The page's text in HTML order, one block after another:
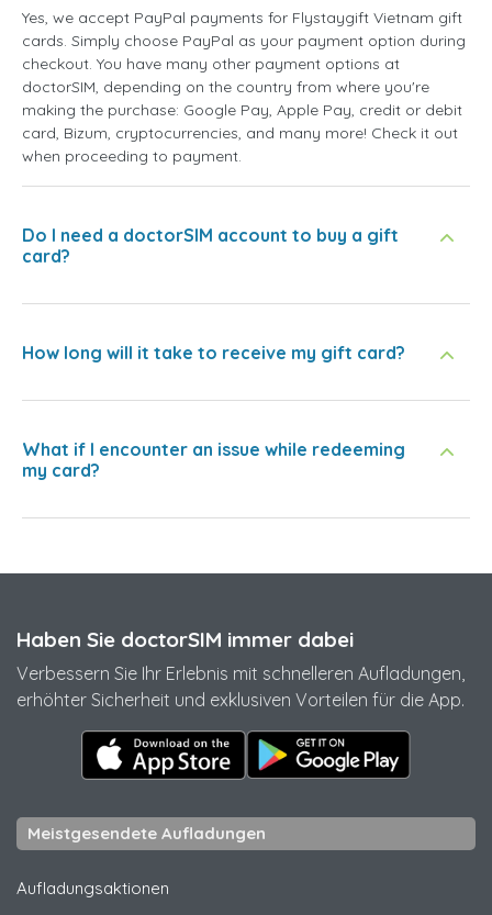
Yes, we accept PayPal payments for Flystaygift Vietnam gift
cards. Simply choose PayPal as your payment option during
checkout. You have many other payment options at
doctorSIM, depending on the country from where you're
making the purchase: Google Pay, Apple Pay, credit or debit
card, Bizum, cryptocurrencies, and many more! Check it out
when proceeding to payment.
Do I need a doctorSIM account to buy a gift
card?
How long will it take to receive my gift card?
What if I encounter an issue while redeeming
my card?
Haben Sie doctorSIM immer dabei
Verbessern Sie Ihr Erlebnis mit schnelleren Aufladungen,
erhöhter Sicherheit und exklusiven Vorteilen für die App.
Meistgesendete Aufladungen
Aufladungsaktionen